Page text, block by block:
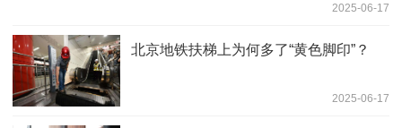
2025-06-17
北京地铁扶梯上为何多了“黄色脚印”？
2025-06-17